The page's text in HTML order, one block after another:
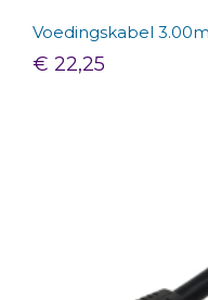
Voedingskabel
€ 22,25